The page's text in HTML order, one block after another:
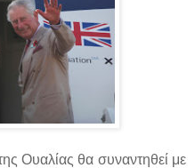
Ουαλίας θα συναντηθεί με